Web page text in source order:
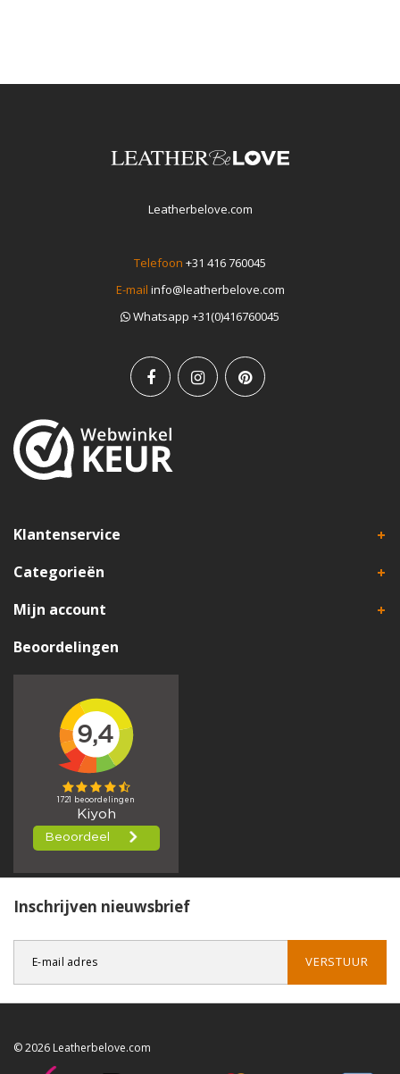
Leatherbelove.com
Telefoon +31 416 760045
E-mail info@leatherbelove.com
Whatsapp +31(0)416760045
Klantenservice
Categorieën
Mijn account
Beoordelingen
Inschrijven nieuwsbrief
VERSTUUR
© 2026 Leatherbelove.com